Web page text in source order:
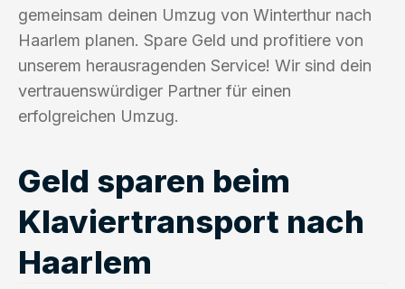
gemeinsam deinen Umzug von Winterthur nach
Haarlem planen. Spare Geld und profitiere von
unserem herausragenden Service! Wir sind dein
vertrauenswürdiger Partner für einen
erfolgreichen Umzug.
Geld sparen beim
Klaviertransport nach
Haarlem